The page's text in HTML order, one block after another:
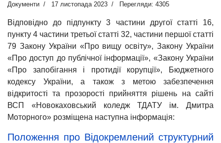
Документи 17 листопада 2023 Перегляди: 4305
Відповідно до підпункту 3 частини другої статті 16,
пункту 4 частини третьої статті 32, частини першої статті
79 Закону України «Про вищу освіту», Закону України
«Про доступ до публічної інформації», «Закону України
«Про запобігання і протидії корупції», Бюджетного
кодексу України, а також з метою забезпечення
відкритості та прозорості прийняття рішень на сайті
ВСП «Новокаховський коледж ТДАТУ ім. Дмитра
Моторного» розміщена наступна інформація:
Положення про Відокремлений структурний